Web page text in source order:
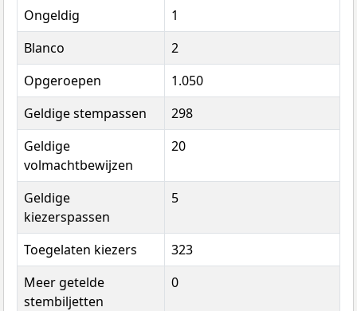
Ongeldig
1
Blanco
2
Opgeroepen
1.050
Geldige stempassen
298
Geldige
volmachtbewijzen
20
Geldige
kiezerspassen
5
Toegelaten kiezers
323
Meer getelde
stembiljetten
0